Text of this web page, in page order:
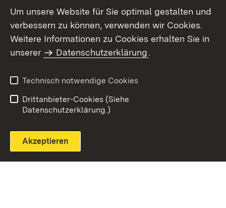
Themenübersicht
Um unsere Website für Sie optimal gestalten und
verbessern zu können, verwenden wir Cookies.
Weitere Informationen zu Cookies erhalten Sie in
unserer
Datenschutzerklärung.
Technisch notwendige Cookies
Drittanbieter-Cookies (Siehe
Datenschutzerklärung.)
Akzeptieren